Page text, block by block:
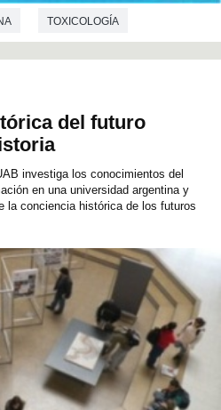
TOXICOLOGÍA
del futuro
investiga los conocimientos del
en una universidad argentina y
la conciencia histórica de los futuros